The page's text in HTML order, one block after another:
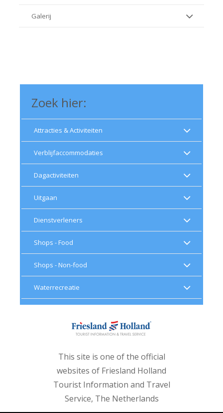
Galerij
Zoek hier:
Attracties & Activiteiten
Verblijfaccommodaties
Dagactiviteiten
Uitgaan
Dienstverleners
Shops - Food
Shops - Non-food
Waterrecreatie
This site is one of the official
websites of Friesland Holland
Tourist Information and Travel
Service, The Netherlands